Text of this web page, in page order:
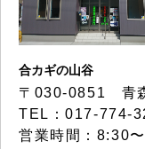
合カギの山谷
〒030-0851 青
TEL：017-774-
営業時間：8:30